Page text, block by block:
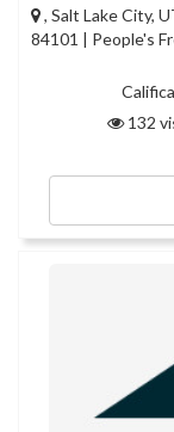
, Salt Lake City,
84101 | People's
132